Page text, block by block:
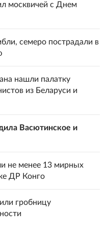
москвичей с Днем
семеро пострадали в
нашли палатку
из Беларуси и
Васютинское и
не менее 13 мирных
ДР Конго
гробницу